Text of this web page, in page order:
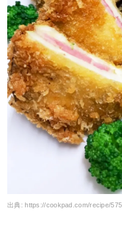
出典:https://cookpad.com/recipe/